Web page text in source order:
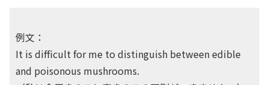
例文：
It is difficult for me to distinguish between edible
and poisonous mushrooms.